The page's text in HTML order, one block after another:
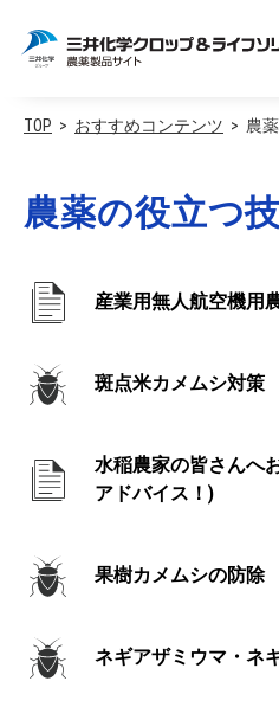
TOP おすすめコンテンツ 農
農薬の役立つ
産業用無人航空機用
斑点米カメムシ対策
水稲農家の皆さんへ
アドバイス！)
果樹カメムシの防除
ネギアザミウマ・ネ